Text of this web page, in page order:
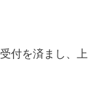
付を済まし、上